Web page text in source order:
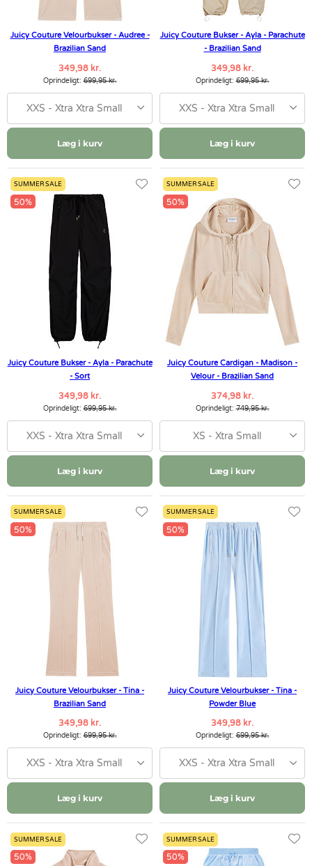
Juicy Couture Velourbukser - Audree -
Brazilian Sand
349,98 kr.
Oprindeligt:699,95 kr.
XXS - Xtra Xtra Small
Læg i kurv
Juicy Couture Bukser - Ayla - Parachute
- Brazilian Sand
349,98 kr.
Oprindeligt:699,95 kr.
XXS - Xtra Xtra Small
Læg i kurv
SUMMER SALE
50%
Juicy Couture Bukser - Ayla - Parachute
- Sort
349,98 kr.
Oprindeligt:699,95 kr.
XXS - Xtra Xtra Small
Læg i kurv
SUMMER SALE
50%
Juicy Couture Cardigan - Madison -
Velour - Brazilian Sand
374,98 kr.
Oprindeligt:749,95 kr.
XS - Xtra Small
Læg i kurv
SUMMER SALE
50%
Juicy Couture Velourbukser - Tina -
Brazilian Sand
349,98 kr.
Oprindeligt:699,95 kr.
XXS - Xtra Xtra Small
Læg i kurv
SUMMER SALE
50%
Juicy Couture Velourbukser - Tina -
Powder Blue
349,98 kr.
Oprindeligt:699,95 kr.
XXS - Xtra Xtra Small
Læg i kurv
SUMMER SALE
50%
SUMMER SALE
50%